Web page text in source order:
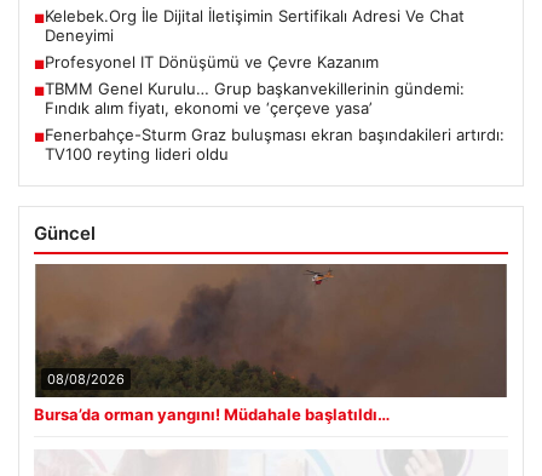
■Kelebek.Org İle Dijital İletişimin Sertifikalı Adresi Ve Chat
Deneyimi
■Profesyonel IT Dönüşümü ve Çevre Kazanım
■TBMM Genel Kurulu… Grup başkanvekillerinin gündemi:
Fındık alım fiyatı, ekonomi ve ‘çerçeve yasa’
■Fenerbahçe-Sturm Graz buluşması ekran başındakileri artırdı:
TV100 reyting lideri oldu
Güncel
08/08/2026
Bursa’da orman yangını! Müdahale başlatıldı…